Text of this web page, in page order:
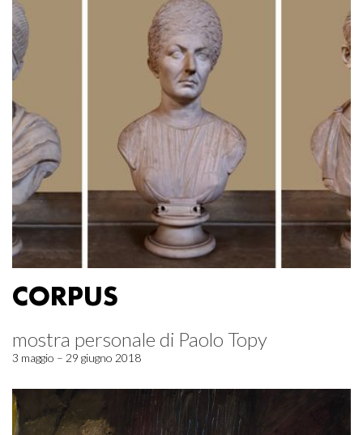
CORPUS
mostra personale di Paolo Topy
3 maggio – 29 giugno 2018